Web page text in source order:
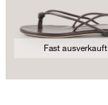
Fast ausverkauft